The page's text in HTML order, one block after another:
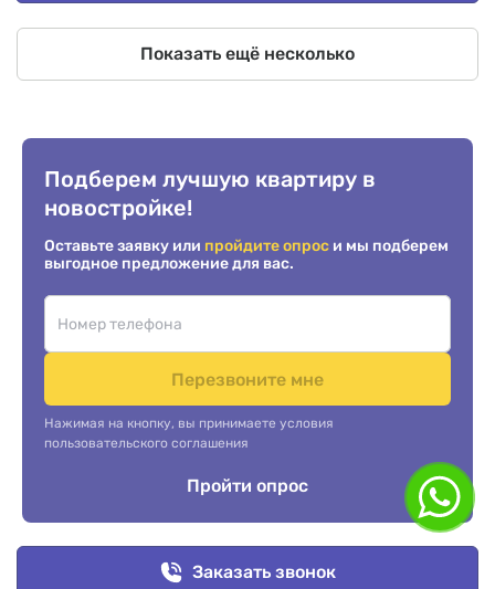
Показать ещё несколько
Заказать звонок
Подберем лучшую квартиру в
новостройке!
Оставьте заявку или пройдите опрос и мы подберем
выгодное предложение для вас.
Перезвоните мне
Нажимая на кнопку, вы принимаете условия
пользовательского соглашения
Пройти опрос